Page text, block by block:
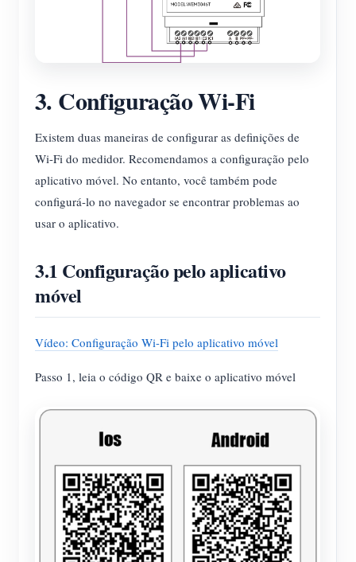
3. Configuração Wi-Fi
Existem duas maneiras de configurar as definições de
Wi-Fi do medidor. Recomendamos a configuração pelo
aplicativo móvel. No entanto, você também pode
configurá-lo no navegador se encontrar problemas ao
usar o aplicativo.
3.1 Configuração pelo aplicativo
móvel
Vídeo: Configuração Wi-Fi pelo aplicativo móvel
Passo 1, leia o código QR e baixe o aplicativo móvel